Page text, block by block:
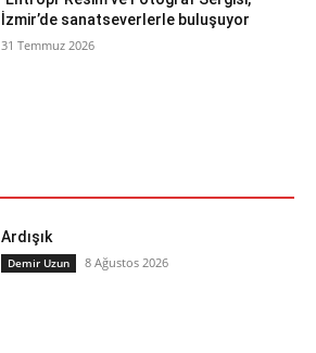
İzmir’de sanatseverlerle buluşuyor
31 Temmuz 2026
Ardışık
Demir Uzun 8 Ağustos 2026